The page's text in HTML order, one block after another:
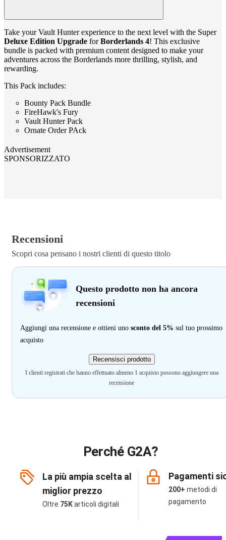
Take your Vault Hunter experience to the next level with the Super
Deluxe Edition Upgrade forBorderlands 4! This exclusive
bundle is packed with premium content designed to make your
adventures across the Borderlands more thrilling, stylish, and
rewarding.
This Pack includes:
Bounty Pack Bundle
FireHawk's Fury
Vault Hunter Pack
Ornate Order PAck
Advertisement
SPONSORIZZATO
Recensioni
Scopri cosa pensano i nostri clienti di questo titolo
Questo prodotto non ha ancora
recensioni
Aggiungi una recensione e ottieni uno sconto del 5% sul tuo prossimo
acquisto
Recensisci prodotto
I clienti registrati che hanno effettuato almeno 1 acquisto possono aggiungere una
recensione
Perché G2A?
La più ampia scelta al
miglior prezzo
Oltre 75Karticoli digitali
Pagamenti
200+ metodi di
pagamento